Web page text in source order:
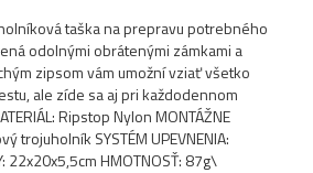
taška na prepravu potrebného
odolnými obrátenými zámkami a
zipsom vám umožní vziať všetko
ale zíde sa aj pri každodennom
Ripstop Nylon MONTÁŽNE
trojuholník SYSTÉM UPEVNENIA:
22x20x5,5cm HMOTNOSŤ: 87g\